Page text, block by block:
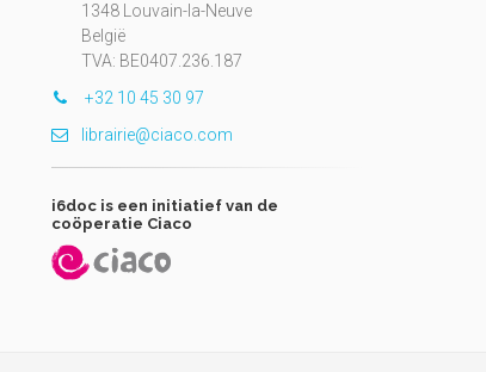
1348 Louvain-la-Neuve
België
TVA: BE0407.236.187
+32 10 45 30 97
librairie@ciaco.com
i6doc is een initiatief van de
coöperatie Ciaco